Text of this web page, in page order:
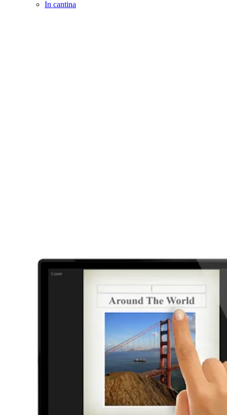
In cantina